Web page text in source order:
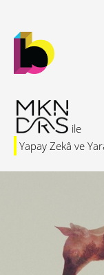
Yapay Zekâ ve